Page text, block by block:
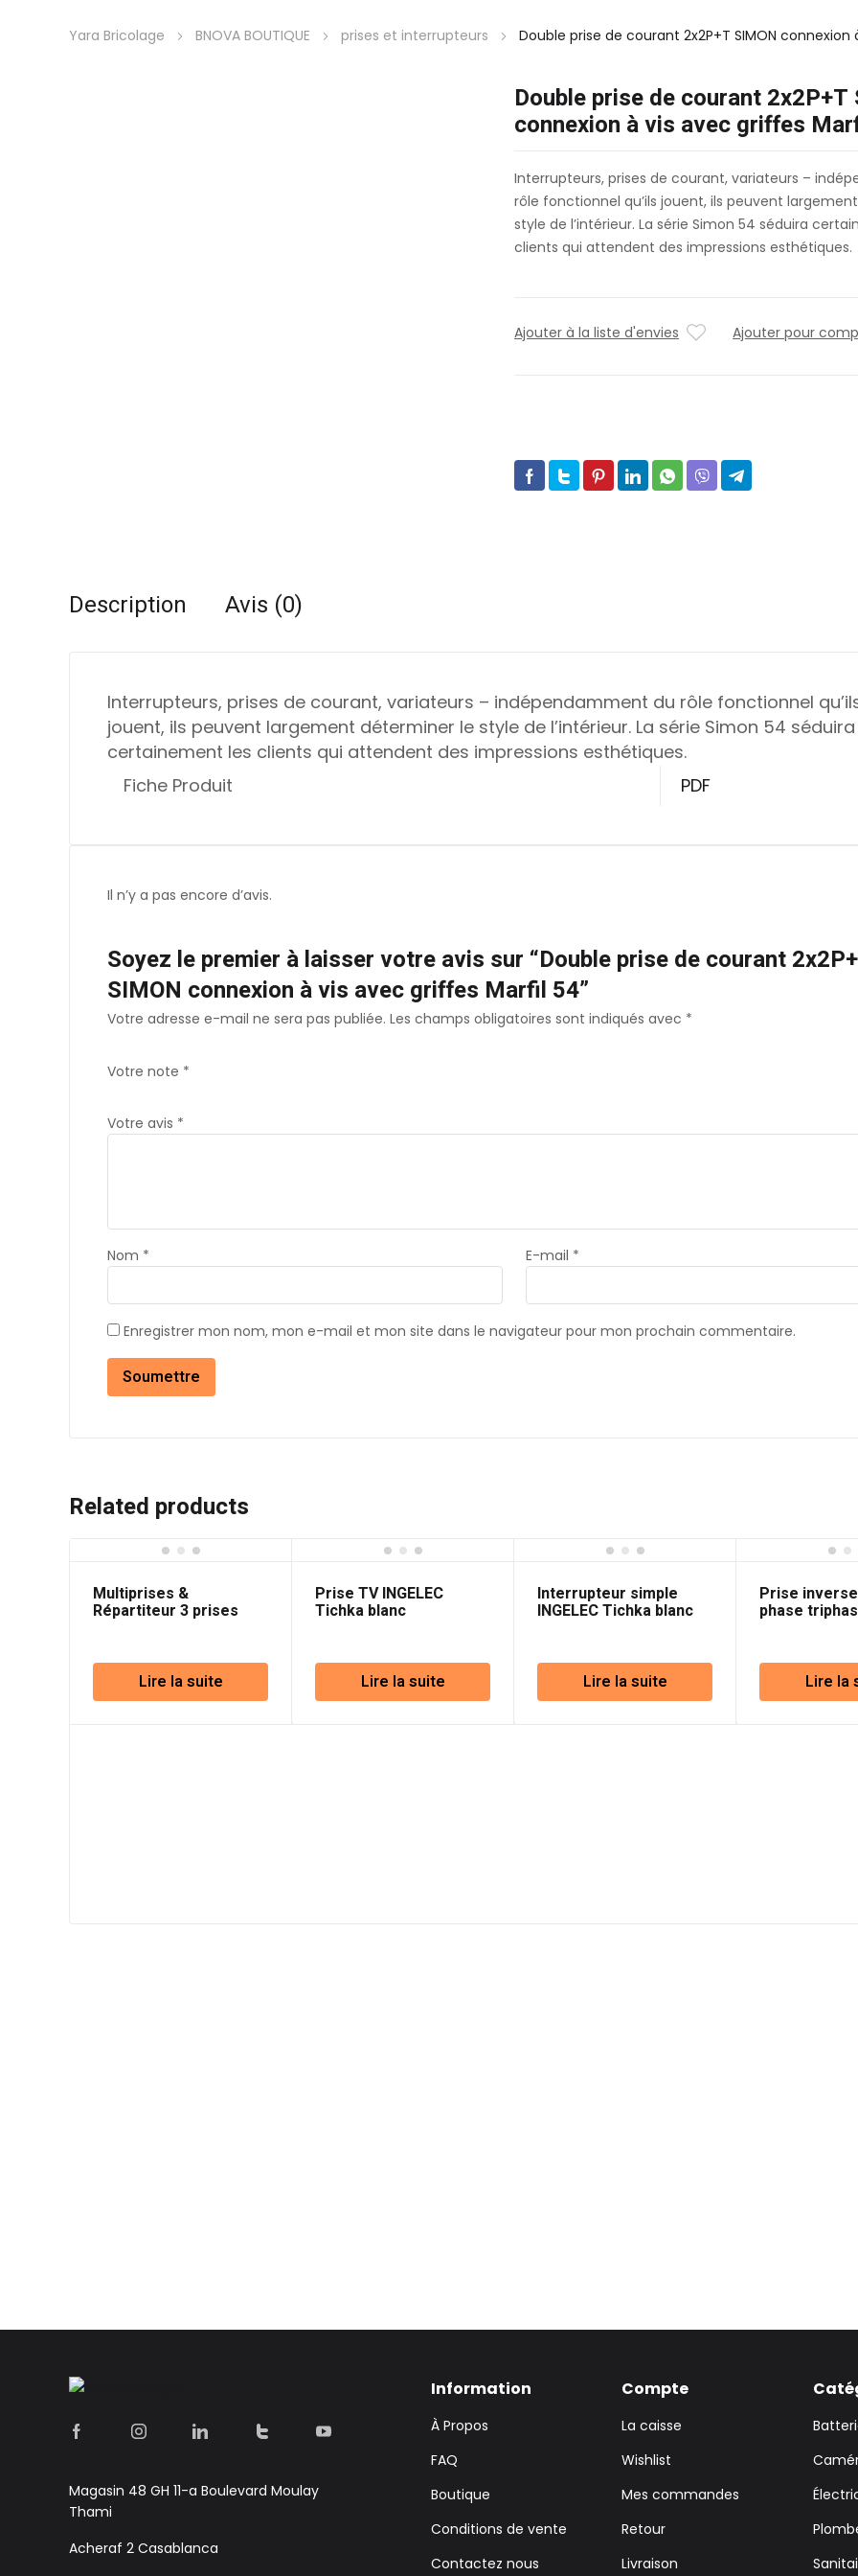
Yara Bricolage BNOVA BOUTIQUE prises et interrupteurs Double prise de courant 2x2P+T SIMON
Double prise de courant 2x2P+T
connexion à vis avec griffes
Interrupteurs, prises de courant, variateurs –
rôle fonctionnel qu’ils jouent, ils peuvent
style de l’intérieur. La série Simon 54 séduira
clients qui attendent des impressions esthétiques.
Ajouter à la liste d'envies Ajouter pour
Description Avis (0)
Interrupteurs, prises de courant, variateurs – indépendamment du rôle fonctionnel
jouent, ils peuvent largement déterminer le style de l’intérieur. La série Simon 54 séduira
certainement les clients qui attendent des impressions esthétiques.
Fiche Produit
PDF
Il n’y a pas encore d’avis.
Soyez le premier à laisser votre avis sur “Double prise de courant
SIMON connexion à vis avec griffes Marfil 54”
Votre adresse e-mail ne sera pas publiée. Les champs obligatoires sont indiqués avec *
Votre note *
Votre avis *
Nom * E-mail *
Enregistrer mon nom, mon e-mail et mon site dans le navigateur pour mon prochain commentaire.
Related products
Multiprises &
Répartiteur 3 prises
Lire la suite
Prise TV INGELEC
Tichka blanc
Lire la suite
Interrupteur simple
INGELEC Tichka blanc
Lire la suite
Prise
phase
Lire la
Magasin 48 GH 11-a Boulevard Moulay
Thami
Acheraf 2 Casablanca
Information
À Propos
FAQ
Boutique
Conditions de vente
Contactez nous
Compte
La caisse
Wishlist
Mes commandes
Retour
Livraison